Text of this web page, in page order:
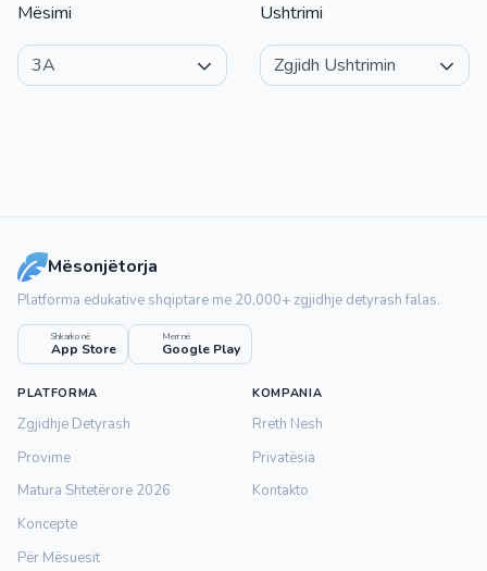
Mësimi Ushtrimi
Mësonjëtorja
Platforma edukative shqiptare me 20,000+ zgjidhje detyrash falas.
Shkarko në
App Store
Merr në
Google Play
PLATFORMA
Zgjidhje Detyrash
Provime
Matura Shtetërore 2026
Koncepte
Për Mësuesit
KOMPANIA
Rreth Nesh
Privatësia
Kontakto